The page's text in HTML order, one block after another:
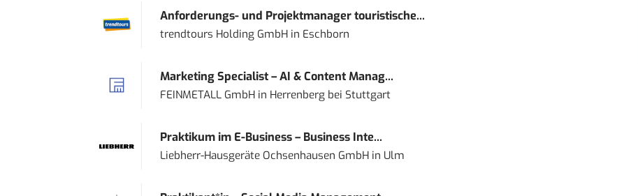
Anforderungs- und Projektmanager touristische...
trendtours Holding GmbHin Eschborn
Marketing Specialist – AI & Content Manag...
FEINMETALL GmbHin Herrenberg bei Stuttgart
Praktikum im E-Business – Business Inte...
Liebherr-Hausgeräte Ochsenhausen GmbHin Ulm